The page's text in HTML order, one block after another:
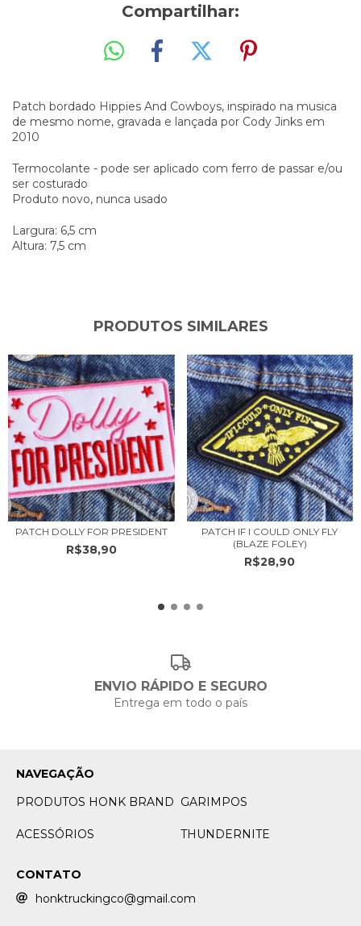
Compartilhar:
Patch bordado Hippies And Cowboys, inspirado na musica
de mesmo nome, gravada e lançada por Cody Jinks em
2010
Termocolante - pode ser aplicado com ferro de passar e/ou
ser costurado
Produto novo, nunca usado
Largura: 6,5 cm
Altura: 7,5 cm
PRODUTOS SIMILARES
PATCH DOLLY FOR PRESIDENT
R$38,90
PATCH IF I COULD ONLY FLY
(BLAZE FOLEY)
R$28,90
ENVIO RÁPIDO E SEGURO
Entrega em todo o país
NAVEGAÇÃO
PRODUTOS HONK BRAND GARIMPOS
ACESSÓRIOS THUNDERNITE
CONTATO
honktruckingco@gmail.com